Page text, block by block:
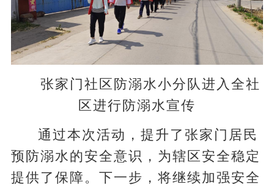
张家门社区防溺水小分队进入全社
区进行防溺水宣传
通过本次活动，提升了张家门居民
预防溺水的安全意识，为辖区安全稳定
提供了保障。下一步，将继续加强安全